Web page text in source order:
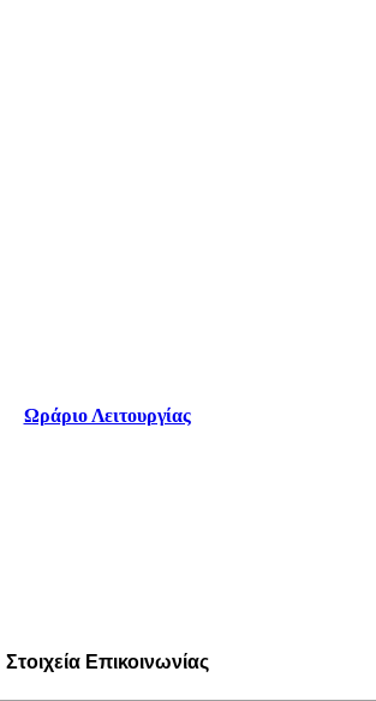
Ωράριο Λειτουργίας
Στοιχεία Επικοινωνίας